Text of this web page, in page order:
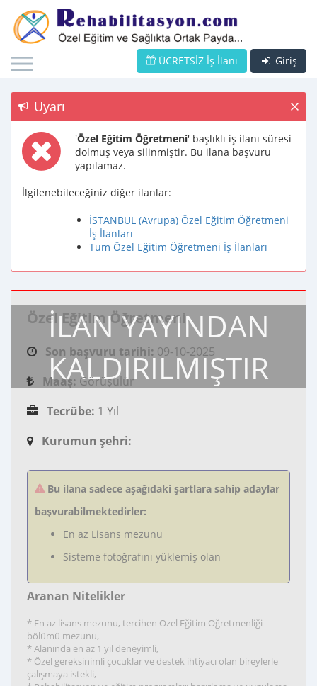
Giriş
ÜCRETSİZ İş İlanı
Uyarı
'Özel Eğitim Öğretmeni' başlıklı iş ilanı süresi
dolmuş veya silinmiştir. Bu ilana başvuru
yapılamaz.
İlgilenebileceğiniz diğer ilanlar:
İSTANBUL (Avrupa) Özel Eğitim Öğretmeni
İş İlanları
Tüm Özel Eğitim Öğretmeni İş İlanları
İLAN YAYINDAN
KALDIRILMIŞTIR
Özel Eğitim Öğretmeni
Son başvuru tarihi: 09-10-2025
Maaş: Görüşülür
Tecrübe: 1 Yıl
Kurumun şehri:
Bu ilana sadece aşağıdaki şartlara sahip adaylar
başvurabilmektedirler:
En az Lisans mezunu
Sisteme fotoğrafını yüklemiş olan
Aranan Nitelikler
* En az lisans mezunu, tercihen Özel Eğitim Öğretmenliği
bölümü mezunu,
* Alanında en az 1 yıl deneyimli,
* Özel gereksinimli çocuklar ve destek ihtiyacı olan bireylerle
çalışmaya istekli,